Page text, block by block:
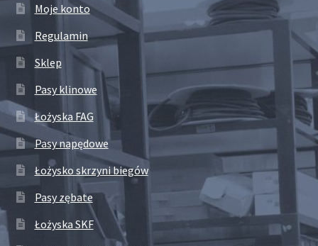
Moje konto
Regulamin
Sklep
Pasy klinowe
Łożyska FAG
Pasy napędowe
Łożysko skrzyni biegów
Pasy zębate
Łożyska SKF